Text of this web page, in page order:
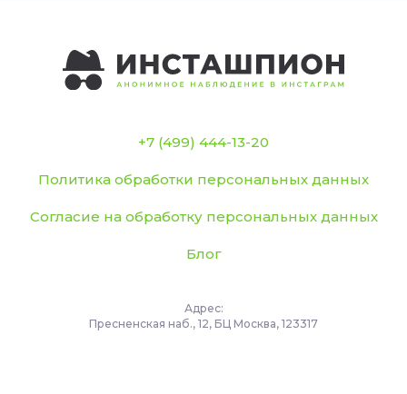
+7 (499) 444-13-20
Политика обработки персональных данных
Согласие на обработку персональных данных
Блог
Адрес:
Пресненская наб., 12, БЦ Москва, 123317